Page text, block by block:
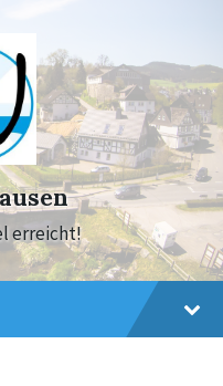
erreicht!